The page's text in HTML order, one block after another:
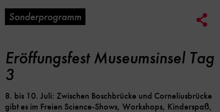
Sonderprogramm
Eröffungsfest Museumsinsel Tag
3
8. bis 10. Juli: Zwischen Boschbrücke und Corneliusbrücke
gibt es im Freien Science-Shows, Workshops, Kinderspaß,